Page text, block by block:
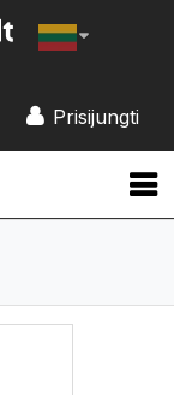
Prisijungti